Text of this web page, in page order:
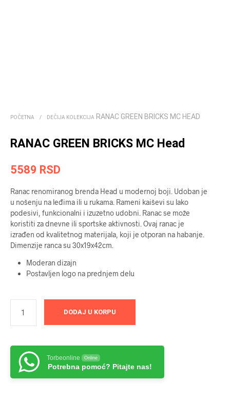
POČETNA / DEČIJA KOLEKCIJA RANAC GREEN BRICKS MC HEAD
RANAC GREEN BRICKS MC Head
5589 RSD
Ranac renomiranog brenda Head u modernoj boji. Udoban je
u nošenju na leđima ili u rukama. Rameni kaiševi su lako
podesivi, funkcionalni i izuzetno udobni. Ranac se može
koristiti za dnevne ili sportske aktivnosti. Ovaj ranac je
izrađen od kvalitetnog materijala, koji je otporan na habanje.
Dimenzije ranca su 30x19x42cm.
Moderan dizajn
Postavljen logo na prednjem delu
DODAJ U KORPU
Torbeonline Online
Potrebna pomoć? Pitajte nas!